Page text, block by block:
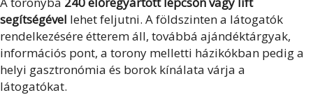
segítségével lehet feljutni. A földszinten a látogatók
rendelkezésére étterem áll, továbbá ajándéktárgyak,
információs pont, a torony melletti házikókban pedig a
helyi gasztronómia és borok kínálata várja a
látogatókat.